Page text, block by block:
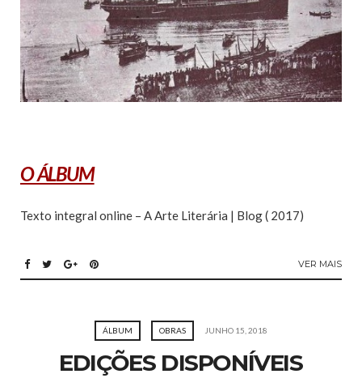
O ÁLBUM
Texto integral online – A Arte Literária | Blog ( 2017)
VER MAIS
ÁLBUM OBRAS JUNHO 15, 2018
EDIÇÕES DISPONÍVEIS